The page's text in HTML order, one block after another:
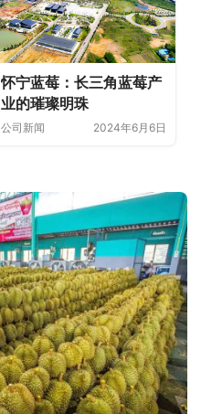
怀宁蓝莓：长三角蓝莓产
业的璀璨明珠
公司新闻 2024年6月6日